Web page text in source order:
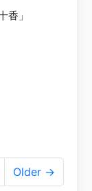
香」
Older →